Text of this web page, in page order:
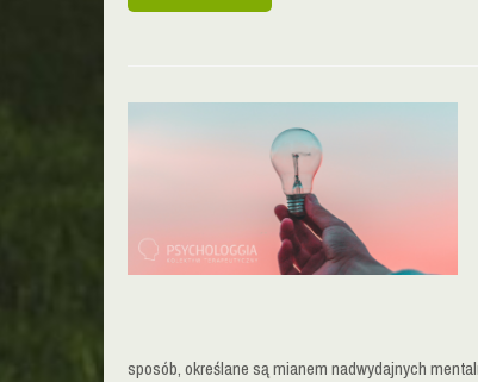
sposób, określane są mianem nadwydajnych